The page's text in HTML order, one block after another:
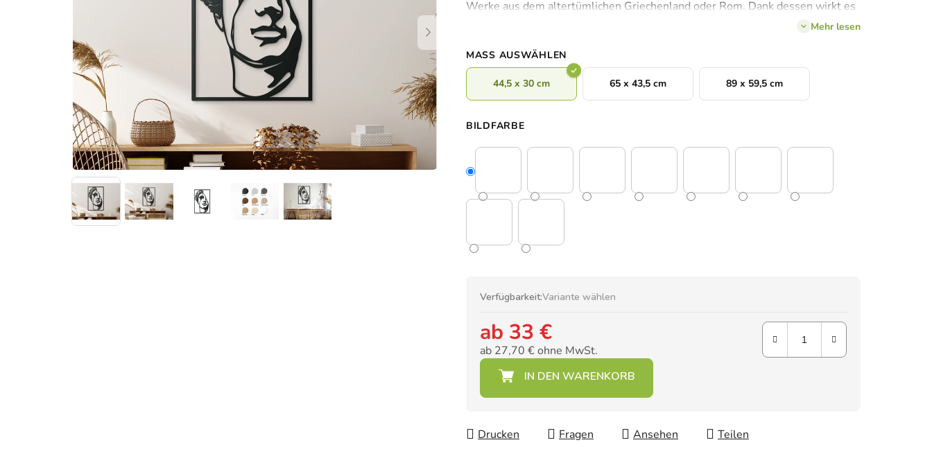
von
Werke aus dem altertümlichen Griechenland oder Rom. Dank dessen wirkt es
nobel und verleiht dem Raum eine ungewöhnliche historische Atmosphäre.
Mehr lesen
MASS AUSWÄHLEN
44,5 x 30 cm 65 x 43,5 cm 89 x 59,5 cm
BILDFARBE
Verfügbarkeit:Variante wählen
ab 33 €
ab 27,70 €ohne MwSt.
Verkaufspreis:
Drucken Fragen Ansehen Teilen